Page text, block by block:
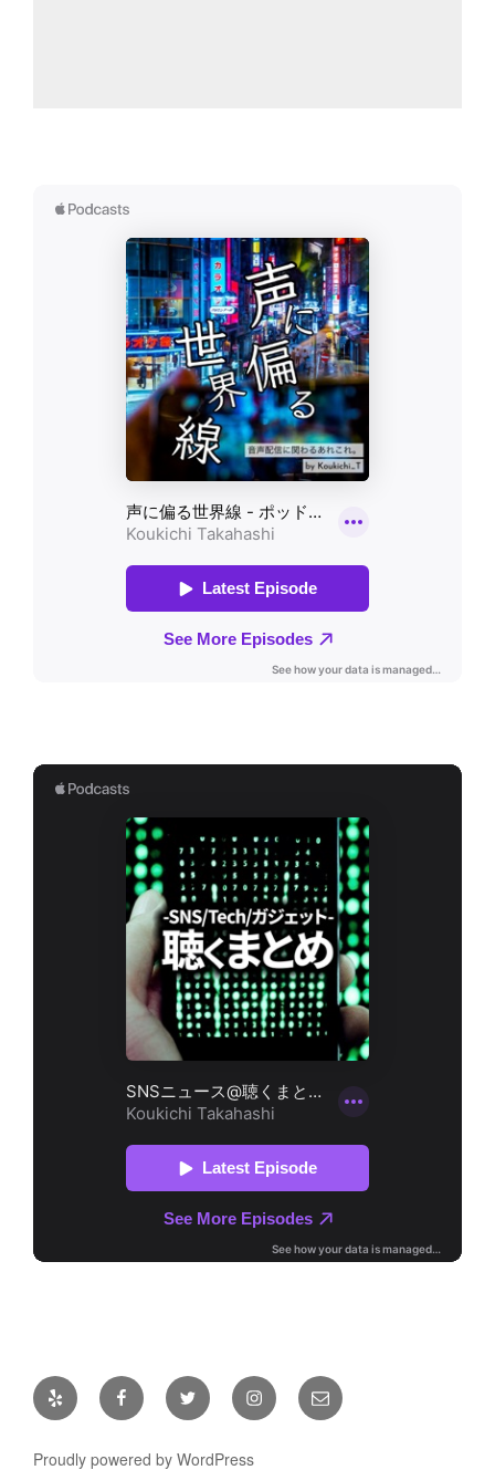
Yelp FacebookTwitter Instagramメ
ー
Proudly powered by WordPress